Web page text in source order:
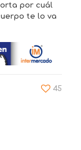
por cuál
te lo va
45